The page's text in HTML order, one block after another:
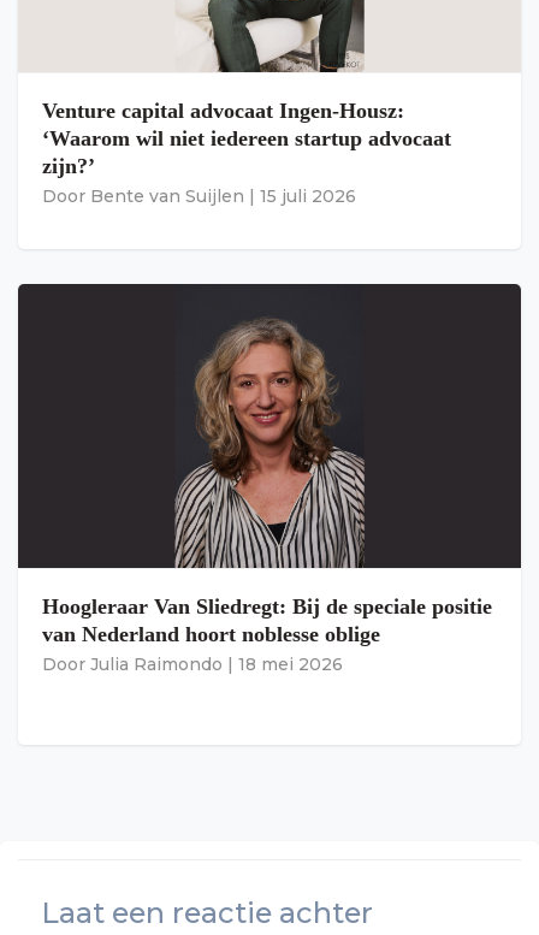
Venture capital advocaat Ingen-Housz:
‘Waarom wil niet iedereen startup advocaat
zijn?’
Door Bente van Suijlen | 15 juli 2026
Hoogleraar Van Sliedregt: Bij de speciale positie
van Nederland hoort noblesse oblige
Door Julia Raimondo | 18 mei 2026
Laat een reactie achter